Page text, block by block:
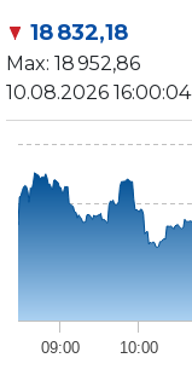
18 832,18
Max: 18 952,86
10.08.2026 16:00:04
09:00 10:00